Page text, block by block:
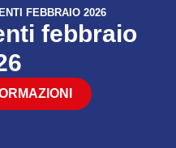
FEBBRAIO 2026
febbraio